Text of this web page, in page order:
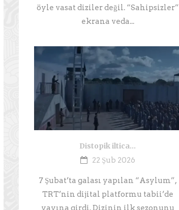
öyle vasat diziler değil. “Sahipsizler”
ekrana veda...
Distopik iltica…
22 Şub 2026
7 Şubat’ta galası yapılan “Asylum”,
TRT’nin dijital platformu tabii’de